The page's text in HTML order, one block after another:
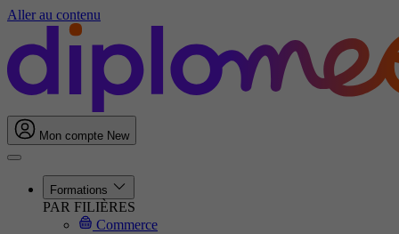
Aller au contenu
Mon compte New
Formations
PAR FILIÈRES
Commerce